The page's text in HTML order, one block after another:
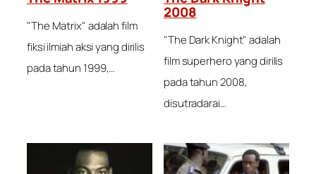
"The Matrix" adalah film
fiksi ilmiah aksi yang dirilis
pada tahun 1999,…
2008
"The Dark Knight" adalah
film superhero yang dirilis
pada tahun 2008,
disutradarai…